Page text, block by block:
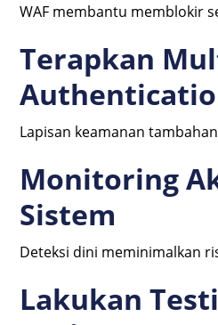
WAF membantu memblokir
Terapkan
Lapisan keamanan
Monitoring
Sistem
Deteksi dini meminimalkan
Lakukan